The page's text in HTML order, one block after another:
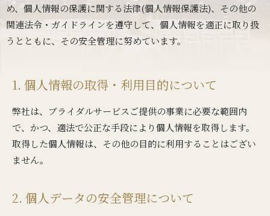
め、個人情報の保護に関する法律(個人情報保護法)、その他の
関連法令・ガイドラインを遵守して、個人情報を適正に取り扱
うとともに、その安全管理に努めています。
1. 個人情報の取得・利用目的について
弊社は、ブライダルサービスご提供の事業に必要な範囲内
で、かつ、適法で公正な手段により個人情報を取得します。
取得した個人情報は、その他の目的に利用することはござい
ません。
2. 個人データの安全管理について